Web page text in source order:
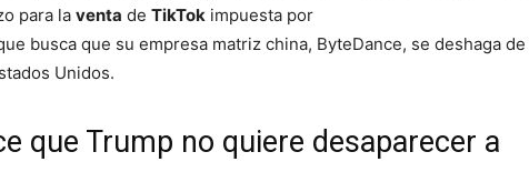
para la venta de TikTok impuesta por
busca que su empresa matriz china, ByteDance, se deshaga de
Unidos.
que Trump no quiere desaparecer a